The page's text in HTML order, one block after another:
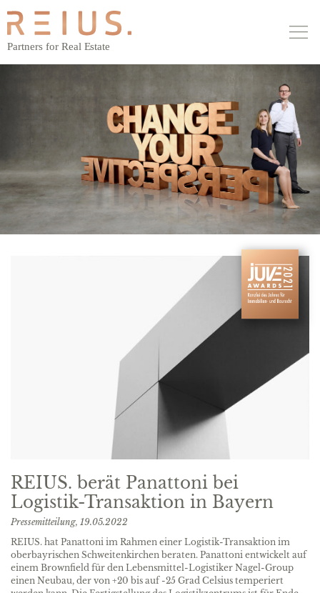
MAIN NAVIGATION
REIUS. berät Panattoni bei
Logistik-Transaktion in Bayern
Pressemitteilung, 19.05.2022
REIUS. hat Panattoni im Rahmen einer Logistik-Transaktion im
oberbayrischen Schweitenkirchen beraten. Panattoni entwickelt auf
einem Brownfield für den Lebensmittel-Logistiker Nagel-Group
einen Neubau, der von +20 bis auf -25 Grad Celsius temperiert